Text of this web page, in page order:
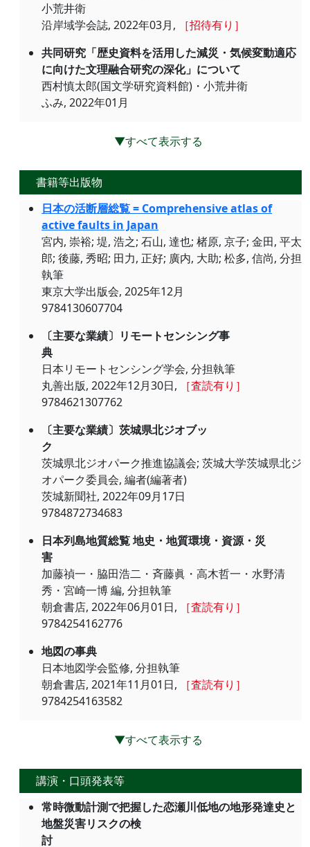
小荒井衛
沿岸域学会誌, 2022年03月,
［招待有り］
共同研究「歴史資料を活用した減災・気候変動適応
に向けた文理融合研究の深化」について
西村慎太郎(国文学研究資料館)・小荒井衛
ふみ, 2022年01月
▼すべて表示する
書籍等出版物
日本の活断層総覧 = Comprehensive atlas of
active faults in Japan
宮内, 崇裕; 堤, 浩之; 石山, 達也; 楮原, 京子; 金田, 平太
郎; 後藤, 秀昭; 田力, 正好; 廣内, 大助; 松多, 信尚, 分担
執筆
東京大学出版会, 2025年12月
9784130607704
〔主要な業績〕リモートセンシング事
典
日本リモートセンシング学会, 分担執筆
丸善出版, 2022年12月30日,
［査読有り］
9784621307762
〔主要な業績〕茨城県北ジオブッ
ク
茨城県北ジオパーク推進協議会; 茨城大学茨城県北ジ
オパーク委員会, 編者(編著者)
茨城新聞社, 2022年09月17日
9784872734683
日本列島地質総覧 地史・地質環境・資源・災
害
加藤禎一・脇田浩二・斉藤眞・高木哲一・水野清
秀・宮崎一博 編, 分担執筆
朝倉書店, 2022年06月01日,
［査読有り］
9784254162776
地図の事典
日本地図学会監修, 分担執筆
朝倉書店, 2021年11月01日,
［査読有り］
9784254163582
▼すべて表示する
講演・口頭発表等
常時微動計測で把握した恋瀬川低地の地形発達史と
地盤災害リスクの検
討